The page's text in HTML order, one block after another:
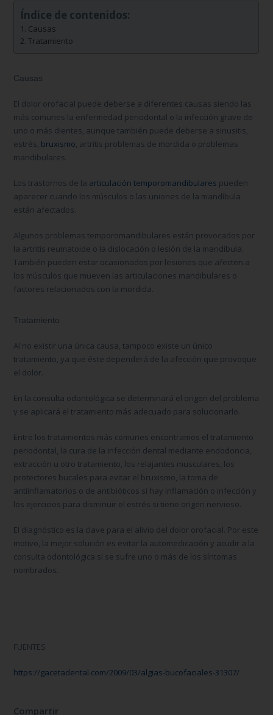
Índice de contenidos:
Causas
Tratamiento
Causas
El dolor orofacial puede deberse a diferentes causas siendo las
más comunes la enfermedad periodontal o la infección grave de
uno o más dientes, aunque también puede deberse a sinusitis,
estrés, bruxismo, artritis problemas de mordida o problemas
mandibulares.
Los trastornos de la articulación temporomandibulares pueden
aparecer cuando los músculos o las uniones de la mandíbula
están afectados.
Algunos problemas temporomandibulares están provocados por
la artritis reumatoide o la dislocación o lesión de la mandíbula.
También pueden estar ocasionados por lesiones que afecten a
los músculos que mueven las articulaciones mandibulares o
factores relacionados con la mordida.
Tratamiento
Al no existir una única causa, tampoco existe un único
tratamiento, ya que éste dependerá de la afección que provoque
el dolor.
En la consulta odontológica se determinará el origen del problema
y se aplicará el tratamiento más adecuado para solucionarlo.
Entre los tratamientos más comunes encontramos el tratamiento
periodontal, la cura de la infección dental mediante endodoncia,
extracción u otro tratamiento, los relajantes musculares, los
protectores bucales para evitar el bruxismo, la toma de
antiinflamatorios o de antibióticos si hay inflamación o infección y
los ejercicios para disminuir el estrés si tiene origen nervioso.
El diagnóstico es la clave para el alivio del dolor orofacial. Por este
motivo, la mejor solución es evitar la automedicación y acudir a la
consulta odontológica si se sufre uno o más de los síntomas
nombrados.
FUENTES
https://gacetadental.com/2009/03/algias-bucofaciales-31307/
Compartir